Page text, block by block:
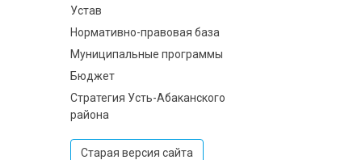
Устав
Нормативно-правовая база
Муниципальные программы
Бюджет
Стратегия Усть-Абаканского
района
Старая версия сайта